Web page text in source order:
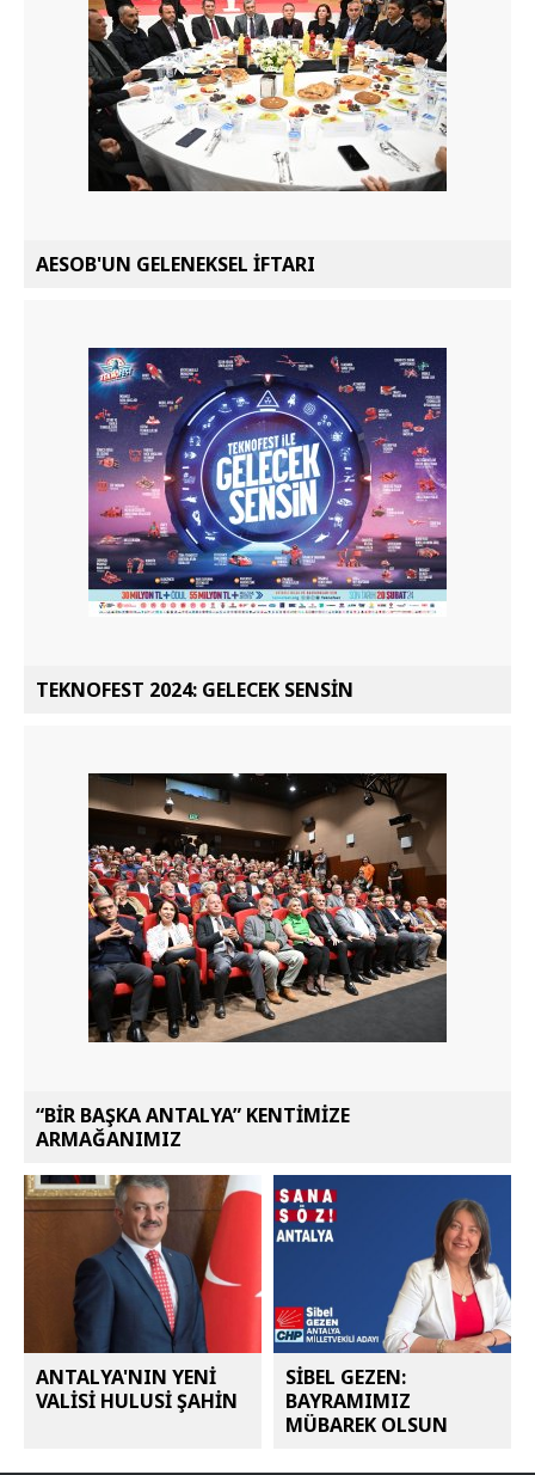
AESOB'UN GELENEKSEL İFTARI
TEKNOFEST 2024: GELECEK SENSİN
“BİR BAŞKA ANTALYA” KENTİMİZE
ARMAĞANIMIZ
ANTALYA'NIN YENİ
VALİSİ HULUSİ ŞAHİN
SİBEL GEZEN:
BAYRAMIMIZ
MÜBAREK OLSUN